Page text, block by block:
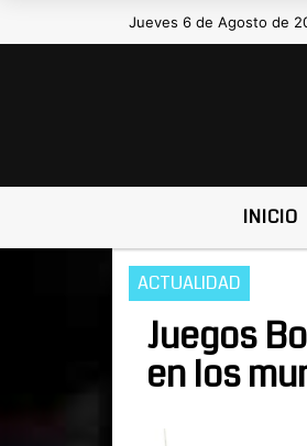
Jueves 6 de Agosto de
Hoy
INICIO
ACTUALIDAD
Juegos
en los